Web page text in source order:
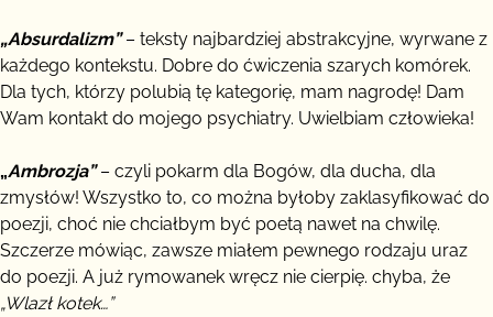
„Absurdalizm”– teksty najbardziej abstrakcyjne, wyrwane z
każdego kontekstu. Dobre do ćwiczenia szarych komórek.
Dla tych, którzy polubią tę kategorię, mam nagrodę! Dam
Wam kontakt do mojego psychiatry. Uwielbiam człowieka!
„Ambrozja”– czyli pokarm dla Bogów, dla ducha, dla
zmysłów! Wszystko to, co można byłoby zaklasyfikować do
poezji, choć nie chciałbym być poetą nawet na chwilę.
Szczerze mówiąc, zawsze miałem pewnego rodzaju uraz
do poezji. A już rymowanek wręcz nie cierpię. chyba, że
„Wlazł kotek…”